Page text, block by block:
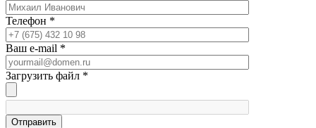
Телефон *
Ваш e-mail *
Загрузить файл *
Отправить